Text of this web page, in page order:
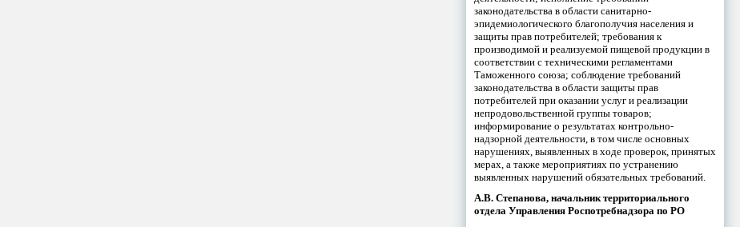
законодательства в области санитарно-
эпидемиологического благополучия населения и
защиты прав потребителей; требования к
производимой и реализуемой пищевой продукции в
соответствии с техническими регламентами
Таможенного союза; соблюдение требований
законодательства в области защиты прав
потребителей при оказании услуг и реализации
непродовольственной группы товаров;
информирование о результатах контрольно-
надзорной деятельности, в том числе основных
нарушениях, выявленных в ходе проверок, принятых
мерах, а также мероприятиях по устранению
выявленных нарушений обязательных требований.
А.В. Степанова, начальник территориального
отдела Управления Роспотребнадзора по РО